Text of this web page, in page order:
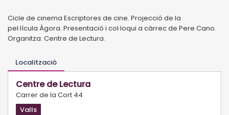
Cicle de cinema Escriptores de cine. Projecció de la
pel·lícula Àgora. Presentació i col·loqui a càrrec de Pere Cano.
Organitza: Centre de Lectura.
Localització
Centre de Lectura
Carrer de la Cort 44
Valls